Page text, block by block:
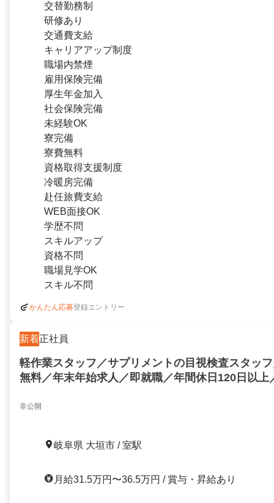
交替勤務制
研修あり
交通費支給
キャリアアップ制度
職場内禁煙
雇用保険完備
厚生年金加入
社会保険完備
未経験OK
寮完備
寮費無料
資格取得支援制度
冷暖房完備
赴任旅費支給
WEB面接OK
学歴不問
スキルアップ
資格不問
職場見学OK
スキル不問
かんたん応募登録エントリー
新着正社員
軽作業スタッフ／サプリメントの目視検査スタッ
無料／年末年始求人／即就職／年間休日120日以上
非公開
岐阜県 大垣市 / 室駅
月給31.5万円〜36.5万円 / 賞与・昇給あり